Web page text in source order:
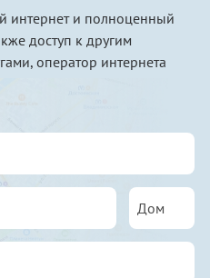
интернет и полноценный
доступ к другим
оператор интернета